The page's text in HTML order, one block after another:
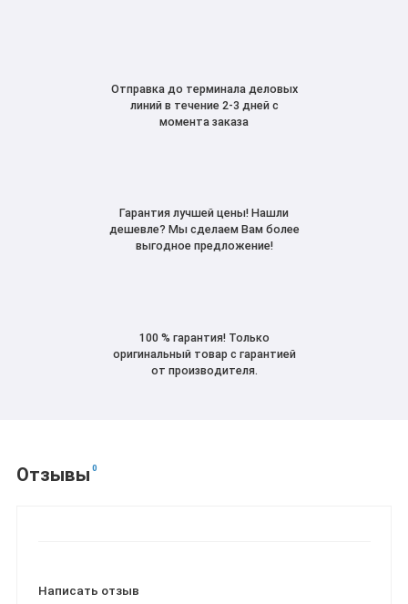
Отправка до терминала деловых
линий в течение 2-3 дней с
момента заказа
Гарантия лучшей цены! Нашли
дешевле? Мы сделаем Вам более
выгодное предложение!
100 % гарантия! Только
оригинальный товар с гарантией
от производителя.
Отзывы 0
Написать отзыв